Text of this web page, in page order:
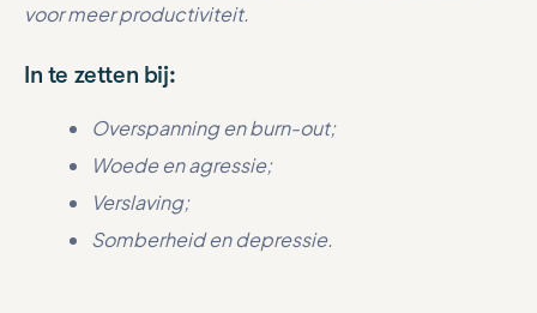
voor meer productiviteit.
In te zetten bij:
Overspanning en burn-out;
Woede en agressie;
Verslaving;
Somberheid en depressie.